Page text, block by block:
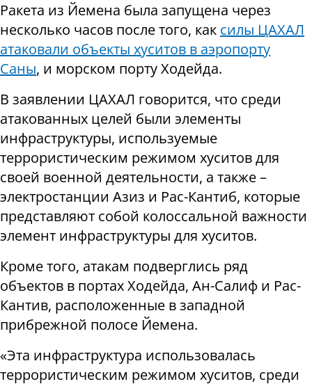
Ракета из Йемена была запущена через
несколько часов после того, как силы ЦАХАЛ
атаковали объекты хуситов в аэропорту
Саны, и морском порту Ходейда.
В заявлении ЦАХАЛ говорится, что среди
атакованных целей были элементы
инфраструктуры, используемые
террористическим режимом хуситов для
своей военной деятельности, а также –
электростанции Азиз и Рас-Кантиб, которые
представляют собой колоссальной важности
элемент инфраструктуры для хуситов.
Кроме того, атакам подверглись ряд
объектов в портах Ходейда, Ан-Салиф и Рас-
Кантив, расположенные в западной
прибрежной полосе Йемена.
«Эта инфраструктура использовалась
террористическим режимом хуситов, среди